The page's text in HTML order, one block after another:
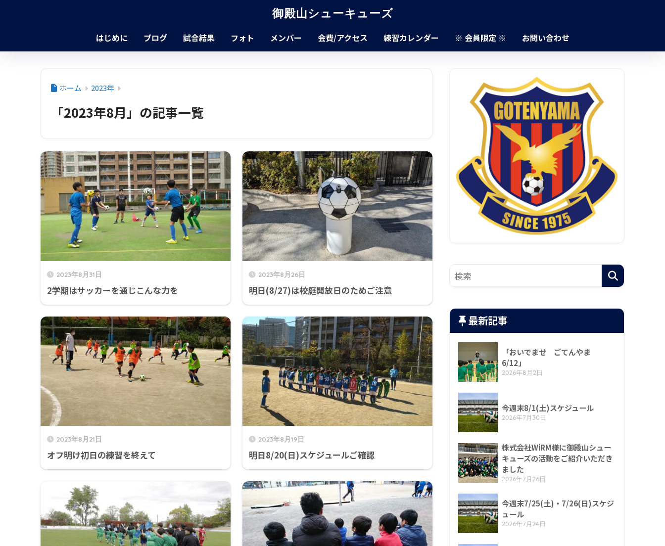
御殿山シューキューズ
はじめに ブログ 試合結果 フォト メンバー 会費/アクセス 練習カレンダー ※ 会員限定 ※ お問い合わせ
ホーム 2023年
「2023年8月」の記事一覧
2023年8月31日
2学期はサッカーを通じこんな力を
2023年8月26日
明日(8/27)は校庭開放日のためご注意
2023年8月21日
オフ明け初日の練習を終えて
2023年8月19日
明日8/20(日)スケジュールご確認
最新記事
「おいでませ ごてんやま
6/12」
2026年8月2日
今週末8/1(土)スケジュール
2026年7月30日
株式会社WiRM様に御殿山シュー
キューズの活動をご紹介いただき
ました
2026年7月26日
今週末7/25(土)・7/26(日)スケジ
ュール
2026年7月24日